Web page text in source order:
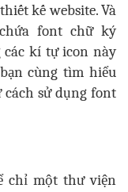
kế website. Và
font chữ ký
các kí tự icon này
cùng tìm hiểu
cách sử dụng font
chỉ một thư viện